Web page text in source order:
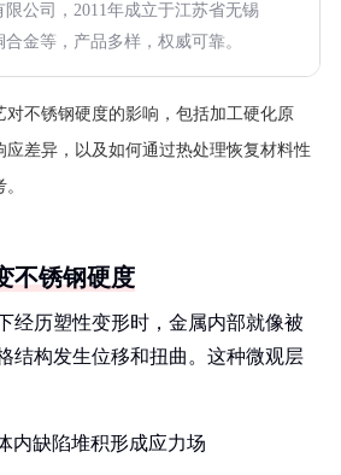
公司，2011年成立于江苏省无锡
金等，产品多样，权威可靠。
对不锈钢硬度的影响，包括加工硬化原
差异，以及如何通过热处理恢复材料性
不锈钢硬度
经历塑性变形时，金属内部就像被
构发生位移和扭曲。这种微观层
内缺陷堆积形成应力场